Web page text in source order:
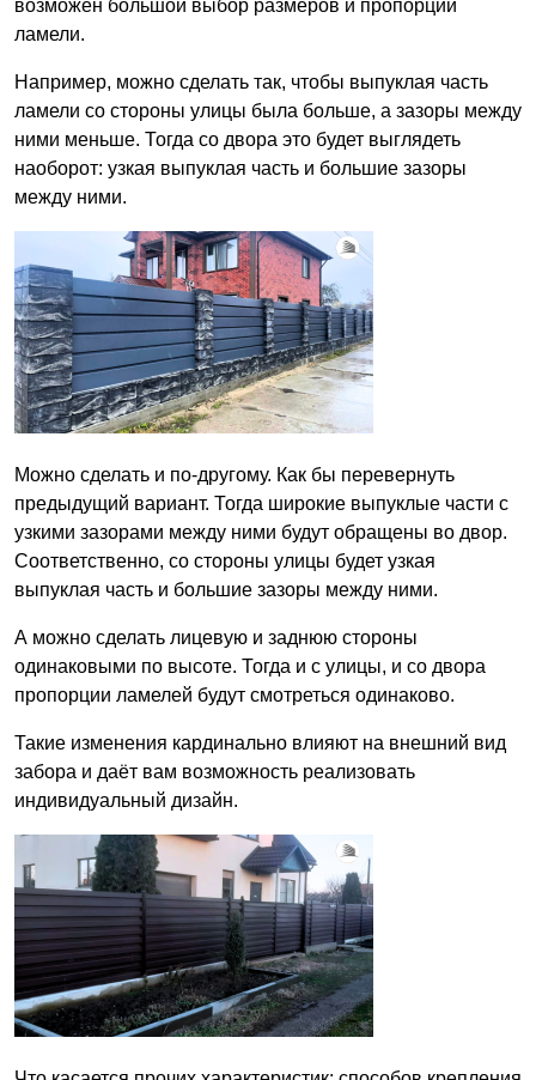
возможен большой выбор размеров и пропорций
ламели.
Например, можно сделать так, чтобы выпуклая часть
ламели со стороны улицы была больше, а зазоры между
ними меньше. Тогда со двора это будет выглядеть
наоборот: узкая выпуклая часть и большие зазоры
между ними.
Можно сделать и по-другому. Как бы перевернуть
предыдущий вариант. Тогда широкие выпуклые части с
узкими зазорами между ними будут обращены во двор.
Соответственно, со стороны улицы будет узкая
выпуклая часть и большие зазоры между ними.
А можно сделать лицевую и заднюю стороны
одинаковыми по высоте. Тогда и с улицы, и со двора
пропорции ламелей будут смотреться одинаково.
Такие изменения кардинально влияют на внешний вид
забора и даёт вам возможность реализовать
индивидуальный дизайн.